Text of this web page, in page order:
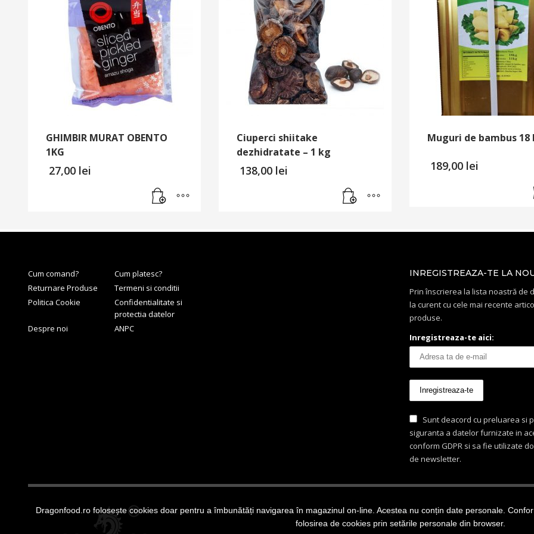
GHIMBIR MURAT OBENTO
1KG
27,00 lei
Ciuperci shiitake
dezhidratate – 1 kg
138,00 lei
Muguri de bambus 18
189,00 lei
Cum comand?
Cum platesc?
Returnare Produse
Termeni si conditii
Politica Cookie
Confidentialitate si
protectia datelor
Despre noi
ANPC
INREGISTREAZA-TE LA
Prin înscrierea la lista noastră de
la curent cu cele mai recente
produse.
Inregistreaza-te aici:
Sunt deacord cu preluarea si
siguranta a datelor furnizate in
conform GDPR si sa fie utilizate
de newsletter.
© 2022 Toate drepturile rezervate Dragon Food - marca inregistrata.
Dragonfood.ro folosește cookies doar pentru a îmbunătăți navigarea în magazinul on-line. Acestea nu conțin date personale.
folosirea de cookies prin setările personale din browser.